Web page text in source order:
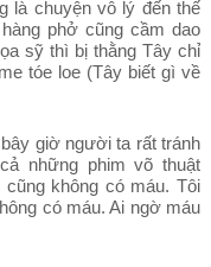
là chuyện vô lý đến thế
phở cũng cầm dao
sỹ thì bị thằng Tây chỉ
tóe loe (Tây biết gì về
giờ người ta rất tránh
những phim võ thuật
không có máu. Tôi
có máu. Ai ngờ máu